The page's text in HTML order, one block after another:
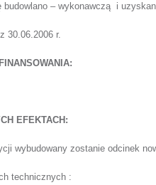
budowlano – wykonawczą i
30.06.2006 r.
EFEKTACH:
wybudowany zostanie odcinek
technicznych :